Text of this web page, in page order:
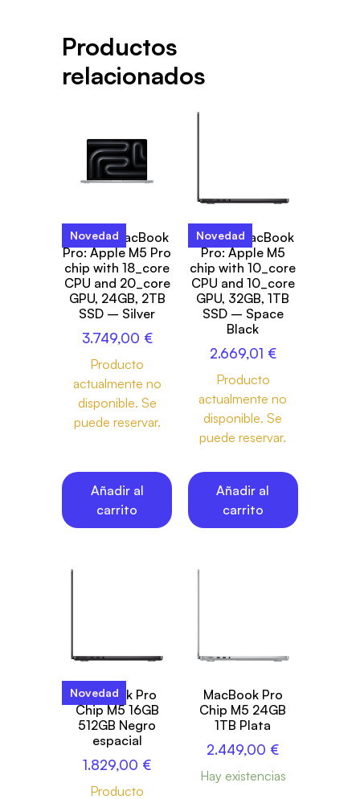
Productos
relacionados
Novedad
14-inch MacBook
Pro: Apple M5 Pro
chip with 18_core
CPU and 20_core
GPU, 24GB, 2TB
SSD – Silver
3.749,00 €
Producto
actualmente no
disponible. Se
puede reservar.
Añadir al
carrito
Novedad
14-inch MacBook
Pro: Apple M5
chip with 10_core
CPU and 10_core
GPU, 32GB, 1TB
SSD – Space
Black
2.669,01 €
Producto
actualmente no
disponible. Se
puede reservar.
Añadir al
carrito
Novedad
MacBook Pro
Chip M5 16GB
512GB Negro
espacial
1.829,00 €
Producto
MacBook Pro
Chip M5 24GB
1TB Plata
2.449,00 €
Hay existencias